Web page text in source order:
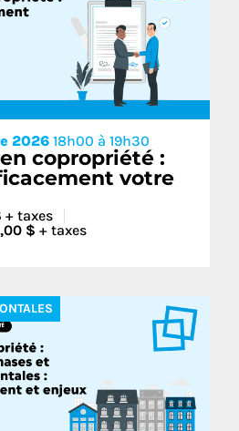
2026 18h00 à 19h30
copropriété :
votre
+ taxes
$ + taxes